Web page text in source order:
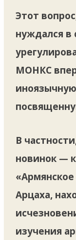
Этот
нуждался
МОНКС
В
новинок —
Арцаха,
изучения